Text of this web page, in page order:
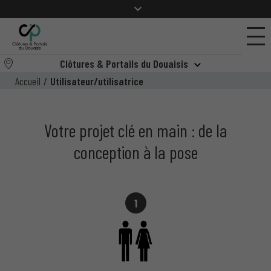
Clôtures & Portails du Douaisis
Accueil / Utilisateur/utilisatrice
Votre projet clé en main : de la
conception à la pose
1